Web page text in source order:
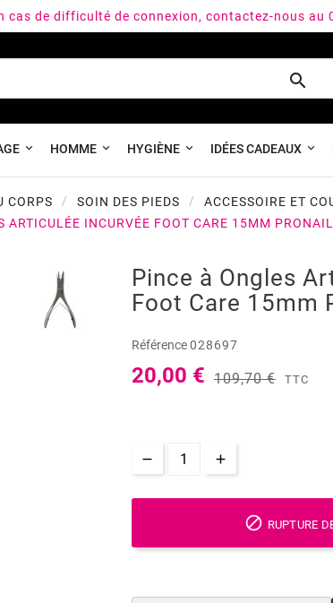
cas de difficulté de connexion, contactez-nous au

HOMME HYGIÈNE IDÉES CADEAUX
CORPS SOIN DES PIEDS
ACCESSOIRE ET
ARTICULÉE INCURVÉE FOOT CARE 15MM
Pince à Ongles
Foot Care 15mm
Référence028697
20,00 € 109,70 € TTC
 RUPTURE